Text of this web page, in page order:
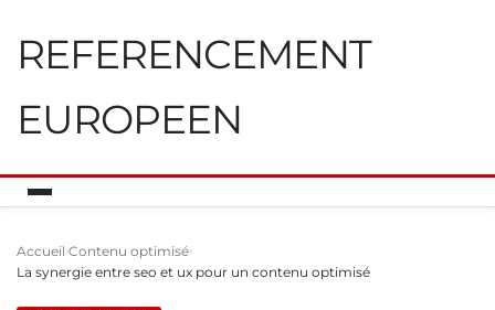
REFERENCEMENT
EUROPEEN
Accueil Contenu optimisé
La synergie entre seo et ux pour un contenu optimisé